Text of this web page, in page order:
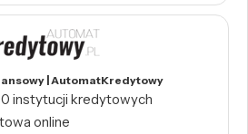
| AutomatKredytowy
instytucji kredytowych
online